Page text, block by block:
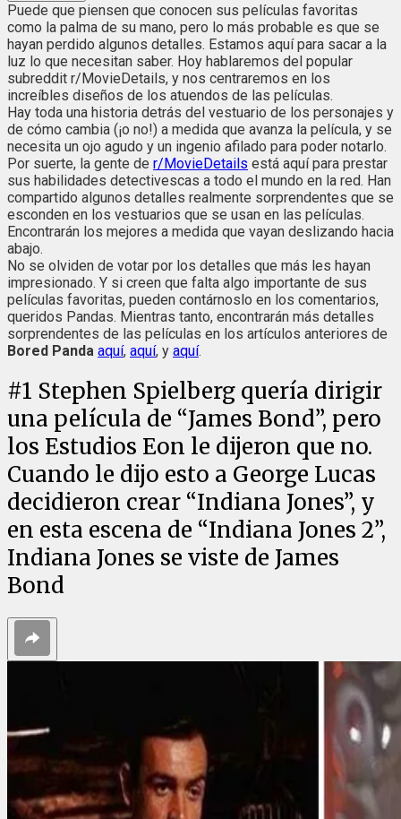
Puede que piensen que conocen sus películas favoritas
como la palma de su mano, pero lo más probable es que se
hayan perdido algunos detalles. Estamos aquí para sacar a la
luz lo que necesitan saber. Hoy hablaremos del popular
subreddit r/MovieDetails, y nos centraremos en los
increíbles diseños de los atuendos de las películas.
Hay toda una historia detrás del vestuario de los personajes y
de cómo cambia (¡o no!) a medida que avanza la película, y se
necesita un ojo agudo y un ingenio afilado para poder notarlo.
Por suerte, la gente de r/MovieDetails está aquí para prestar
sus habilidades detectivescas a todo el mundo en la red. Han
compartido algunos detalles realmente sorprendentes que se
esconden en los vestuarios que se usan en las películas.
Encontrarán los mejores a medida que vayan deslizando hacia
abajo.
No se olviden de votar por los detalles que más les hayan
impresionado. Y si creen que falta algo importante de sus
películas favoritas, pueden contárnoslo en los comentarios,
queridos Pandas. Mientras tanto, encontrarán más detalles
sorprendentes de las películas en los artículos anteriores de
Bored Panda aquí, aquí, y aquí.
#1 Stephen Spielberg quería dirigir
una película de “James Bond”, pero
los Estudios Eon le dijeron que no.
Cuando le dijo esto a George Lucas
decidieron crear “Indiana Jones”, y
en esta escena de “Indiana Jones 2”,
Indiana Jones se viste de James
Bond